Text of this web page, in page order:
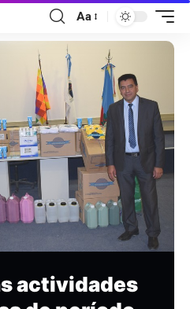
Aa
actividades